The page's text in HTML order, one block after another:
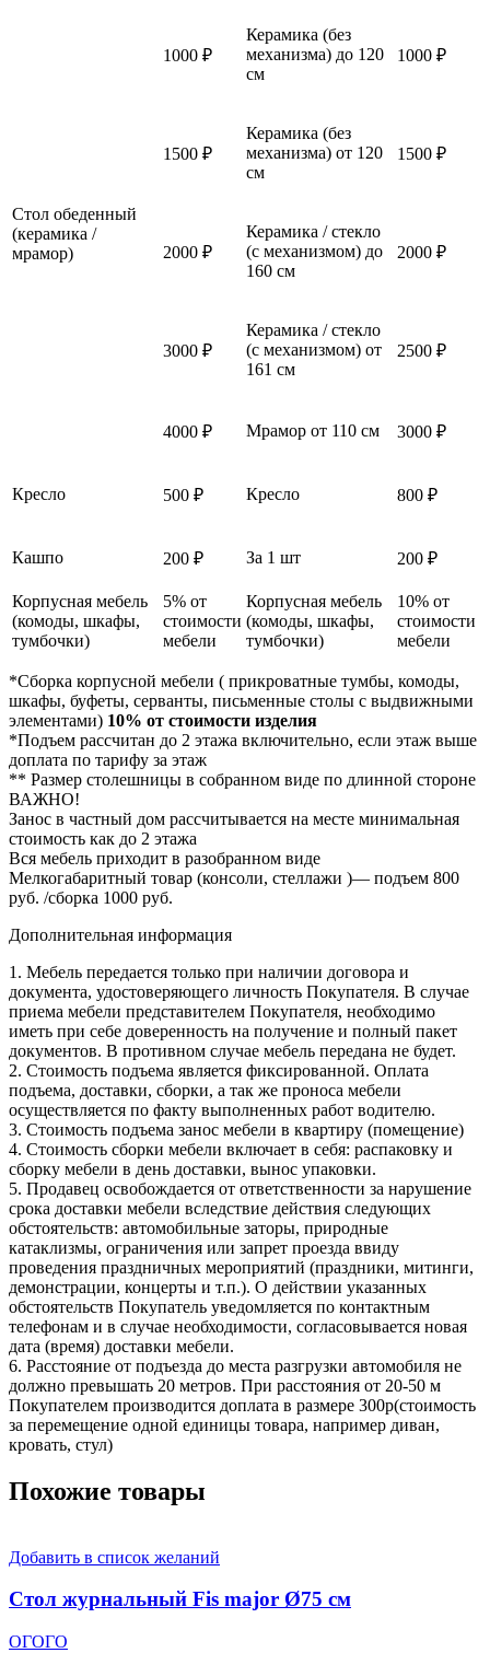
Стол обеденный
(керамика /
мрамор)
1000 ₽
Керамика (без
механизма) до 120
см
1000 ₽
1500 ₽
Керамика (без
механизма) от 120
см
1500 ₽
2000 ₽
Керамика / стекло
(с механизмом) до
160 см
2000 ₽
3000 ₽
Керамика / стекло
(с механизмом) от
161 см
2500 ₽
4000 ₽ Мрамор от 110 см 3000 ₽
Кресло 500 ₽ Кресло 800 ₽
Кашпо 200 ₽ За 1 шт 200 ₽
Корпусная мебель
(комоды, шкафы,
тумбочки)
5% от
стоимости
мебели
Корпусная мебель
(комоды, шкафы,
тумбочки)
10% от
стоимости
мебели
*Сборка корпусной мебели ( прикроватные тумбы, комоды,
шкафы, буфеты, серванты, письменные столы с выдвижными
элементами) 10% от стоимости изделия
*Подъем рассчитан до 2 этажа включительно, если этаж выше
доплата по тарифу за этаж
** Размер столешницы в собранном виде по длинной стороне
ВАЖНО!
Занос в частный дом рассчитывается на месте минимальная
стоимость как до 2 этажа
Вся мебель приходит в разобранном виде
Мелкогабаритный товар (консоли, стеллажи )— подъем 800
руб. /сборка 1000 руб.
Дополнительная информация
1. Мебель передается только при наличии договора и
документа, удостоверяющего личность Покупателя. В случае
приема мебели представителем Покупателя, необходимо
иметь при себе доверенность на получение и полный пакет
документов. В противном случае мебель передана не будет.
2. Стоимость подъема является фиксированной. Оплата
подъема, доставки, сборки, а так же проноса мебели
осуществляется по факту выполненных работ водителю.
3. Стоимость подъема занос мебели в квартиру (помещение)
4. Стоимость сборки мебели включает в себя: распаковку и
сборку мебели в день доставки, вынос упаковки.
5. Продавец освобождается от ответственности за нарушение
срока доставки мебели вследствие действия следующих
обстоятельств: автомобильные заторы, природные
катаклизмы, ограничения или запрет проезда ввиду
проведения праздничных мероприятий (праздники, митинги,
демонстрации, концерты и т.п.). О действии указанных
обстоятельств Покупатель уведомляется по контактным
телефонам и в случае необходимости, согласовывается новая
дата (время) доставки мебели.
6. Расстояние от подъезда до места разгрузки автомобиля не
должно превышать 20 метров. При расстояния от 20-50 м
Покупателем производится доплата в размере 300р(стоимость
за перемещение одной единицы товара, например диван,
кровать, стул)
Похожие товары
Добавить в список желаний
Стол журнальный Fis major Ø75 см
ОГОГО